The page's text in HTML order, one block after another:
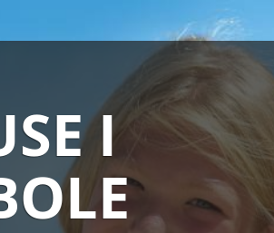
I
laveste pris
ét sted